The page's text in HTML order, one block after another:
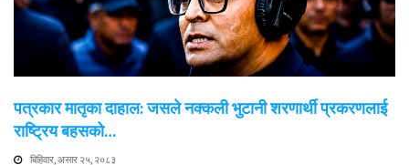
पत्रकार मातृका दाहाल: जसले नक्कली भुटानी शरणार्थी प्रकरणलाई
राष्ट्रिय बहसको…
बिहिवार, असार २५, २०८३